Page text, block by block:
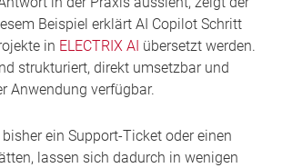
Beispiel erklärt AI Copilot Schritt
in ELECTRIX AI übersetzt werden.
strukturiert, direkt umsetzbar und
Anwendung verfügbar.
ein Support-Ticket oder einen
lassen sich dadurch in wenigen